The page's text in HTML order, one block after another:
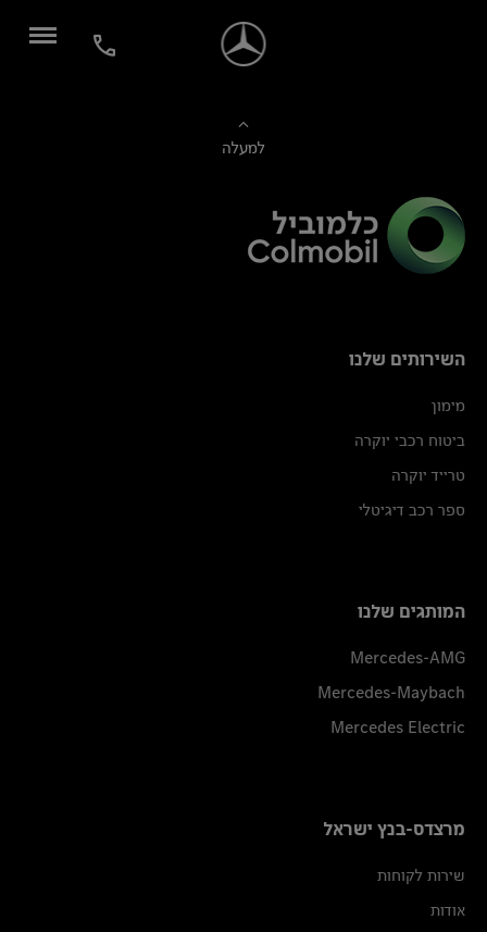
למעלה
השירותים שלנו
מימון
ביטוח רכבי יוקרה
טרייד יוקרה
ספר רכב דיגיטלי
המותגים שלנו
Mercedes-AMG
Mercedes-Maybach
Mercedes Electric
מרצדס-בנץ ישראל
שירות לקוחות
אודות